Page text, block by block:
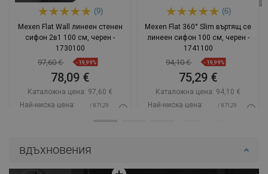
(9)
Mexen Flat Wall линеен стенен
сифон 2в1 100 см, черен -
1730100
97,60 € -19,99%
78,09 €
Каталожна цена: 97,60 €
Най-ниска цена:
/ 871,29
Добави в количката
favorite_border Любима
Сравнете
(6)
Mexen Flat 360° Slim въртящ се
линеен сифон 100 см, черен -
1741100
94,10 € -19,99%
75,29 €
Каталожна цена: 94,10 €
Най-ниска цена:
/ 871,29
Добави в количката
favorite_border Любима
Сравнете
вдъхновения